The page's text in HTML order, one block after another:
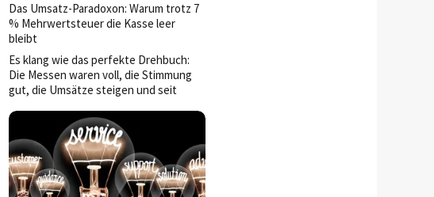
Das Umsatz-Paradoxon: Warum trotz 7
% Mehrwertsteuer die Kasse leer
bleibt
Es klang wie das perfekte Drehbuch:
Die Messen waren voll, die Stimmung
gut, die Umsätze steigen und seit
den 7 Prozent Umsatzsteuer auf
Speisen.